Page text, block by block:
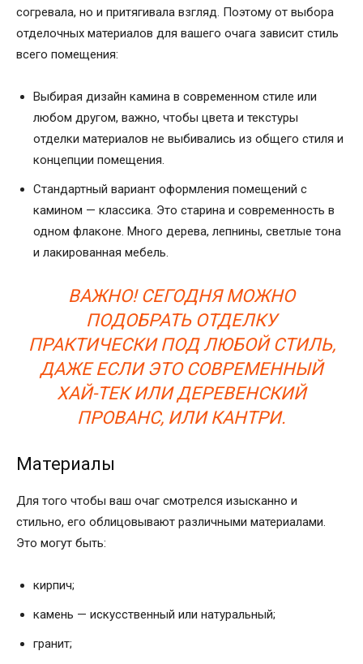
согревала, но и притягивала взгляд. Поэтому от выбора
отделочных материалов для вашего очага зависит стиль
всего помещения:
Выбирая дизайн камина в современном стиле или
любом другом, важно, чтобы цвета и текстуры
отделки материалов не выбивались из общего стиля и
концепции помещения.
Стандартный вариант оформления помещений с
камином — классика. Это старина и современность в
одном флаконе. Много дерева, лепнины, светлые тона
и лакированная мебель.
ВАЖНО! СЕГОДНЯ МОЖНО
ПОДОБРАТЬ ОТДЕЛКУ
ПРАКТИЧЕСКИ ПОД ЛЮБОЙ СТИЛЬ,
ДАЖЕ ЕСЛИ ЭТО СОВРЕМЕННЫЙ
ХАЙ-ТЕК ИЛИ ДЕРЕВЕНСКИЙ
ПРОВАНС, ИЛИ КАНТРИ.
Материалы
Для того чтобы ваш очаг смотрелся изысканно и
стильно, его облицовывают различными материалами.
Это могут быть:
кирпич;
камень — искусственный или натуральный;
гранит;